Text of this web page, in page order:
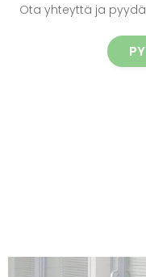
Ota yhteyttä ja